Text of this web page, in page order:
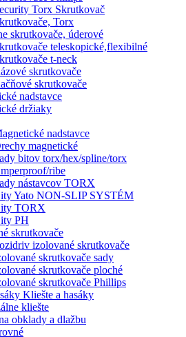
Torx Skrutkovač
Torx
skrutkovače, úderové
teleskopické,flexibilné
t-neck
skrutkovače
skrutkovače
nadstavce
držiaky
nadstavce
magnetické
bitov torx/hex/spline/torx
ribe
nástavcov TORX
Yato NON-SLIP SYSTÉM
TORX
PH
skrutkovače
izolované skrutkovače
skrutkovače sady
skrutkovače ploché
skrutkovače Phillips
Kliešte a hasáky
kliešte
obklady a dlažbu